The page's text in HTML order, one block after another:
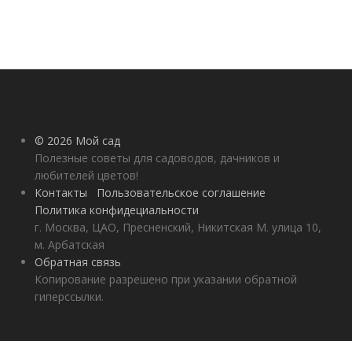
© 2026 Мой сад
Полезные советы для садоводов, дачников и
любителей цветов!
Контакты
Пользовательское соглашение
Политика конфидециальности
г. Москва, ЦАО, Пресненский, Никитская М. улица 10,
м. Арбатская
Обратная связь
Копирование разрешено при указании обратной
гиперссылки.